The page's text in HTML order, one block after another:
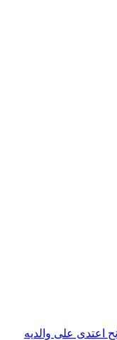
اعتدى على والديه